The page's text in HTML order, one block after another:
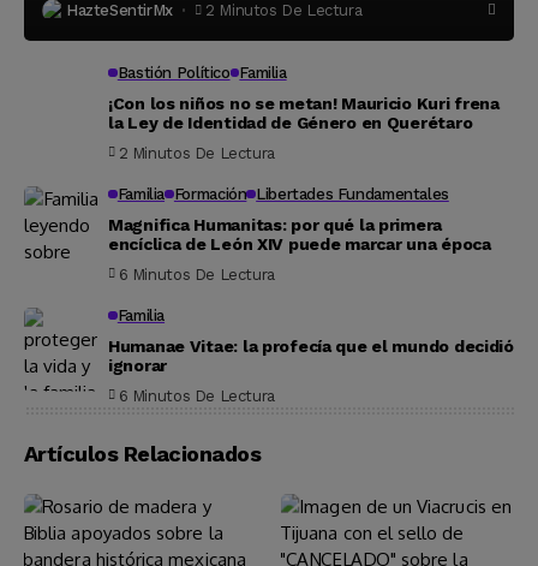
HazteSentirMx 2 Minutos De Lectura
Bastión Político Familia
¡Con los niños no se metan! Mauricio Kuri frena
la Ley de Identidad de Género en Querétaro
2 Minutos De Lectura
Familia Formación Libertades Fundamentales
Magnifica Humanitas: por qué la primera
encíclica de León XIV puede marcar una época
6 Minutos De Lectura
Familia
Humanae Vitae: la profecía que el mundo decidió
ignorar
6 Minutos De Lectura
Artículos Relacionados